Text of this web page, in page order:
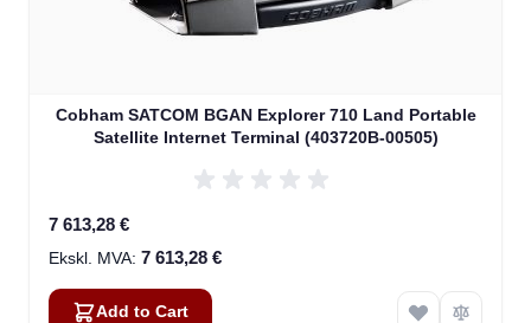
Cobham SATCOM BGAN Explorer 710 Land Portable
Satellite Internet Terminal (403720B-00505)
7 613,28 €
7 613,28 €
Add to Cart